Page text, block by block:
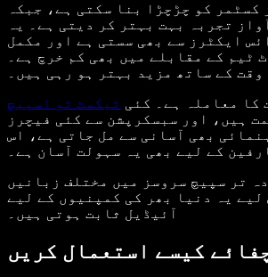
کسٹمر کو چڑچڑا بنا سکتی ہے، جبکہ
تجربہ بہت بہتر کر دیتی ہے۔ یہ
ایکٹرز سے بھی سستی ہے اور مکمل
ٹیم کے مقابلے میں بھی کم خرچ ہے۔
وقت کے ساتھ مزید بہتر ہو رہی ہیں۔
کا معاملہ ہے۔ کئی ٹیکسٹ ٹو اسپیچ
ہیں، اور سبسکرپشن سے کئی فیچرز
بھی آسانی سے مل جاتی ہے، اس
کے لیے بھی یہ سہولت آسان ہے۔
تر سپیچ سروسز میں مختلف زبانیں
لیے یہ دنیا بھر کی کمپنیوں کے لیے
کیسے استعمال کریں